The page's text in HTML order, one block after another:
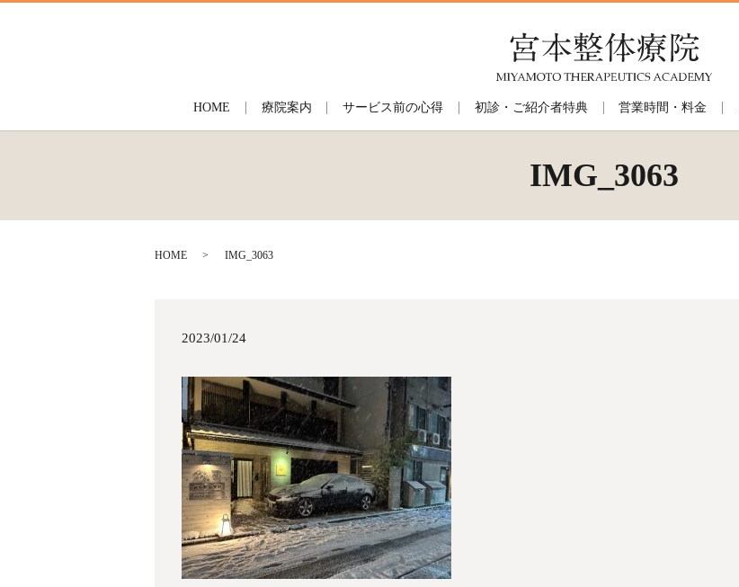
HOME 療院案内 サービス前の心得 初診・ご紹介者特典 営業時間・料金
IMG_3063
HOME IMG_3063
2023/01/24